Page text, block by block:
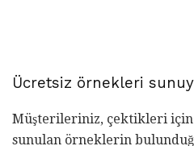
Ücretsiz örnekleri
Müşterileriniz, çektikleri
sunulan örneklerin